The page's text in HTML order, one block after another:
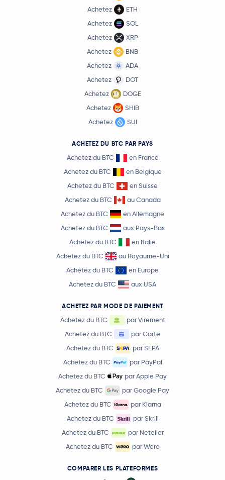
Achetez
ETH
Achetez
SOL
Achetez
XRP
Achetez
BNB
Achetez
ADA
Achetez
DOT
Achetez
DOGE
Achetez
SHIB
Achetez
SUI
ACHETEZ DU BTC PAR PAYS
Achetez du BTC
en France
Achetez du BTC
en Belgique
Achetez du BTC
en Suisse
Achetez du BTC
au Canada
Achetez du BTC
en Allemagne
Achetez du BTC
aux Pays-Bas
Achetez du BTC
en Italie
Achetez du BTC
au Royaume-Uni
Achetez du BTC
en Europe
Achetez du BTC
aux USA
ACHETEZ PAR MODE DE PAIEMENT
Achetez du BTC
par Virement
Achetez du BTC
par Carte
Achetez du BTC
par SEPA
Achetez du BTC
par PayPal
Achetez du BTC
par Apple Pay
Achetez du BTC
par Google Pay
Achetez du BTC
par Klarna
Achetez du BTC
par Skrill
Achetez du BTC
par Neteller
Achetez du BTC
par Wero
COMPARER LES PLATEFORMES